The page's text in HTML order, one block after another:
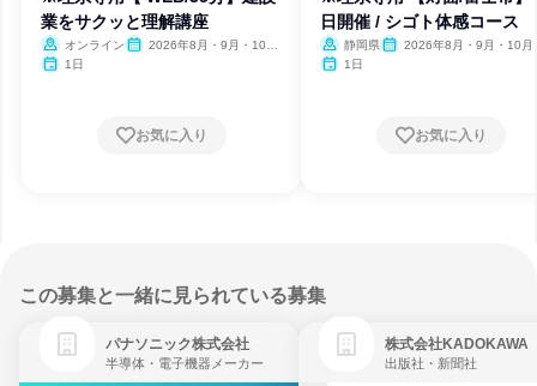
業をサクッと理解講座
オンライン
2026年8月・9月・10
1日
お気に入り
日開催 / シゴト体感コース
静岡県
2026年8月・9月・10月
1日
お気に入り
この募集と一緒に見られている募集
パナソニック株式会社
半導体・電子機器メーカー
株式会社KADOKAWA
出版社・新聞社